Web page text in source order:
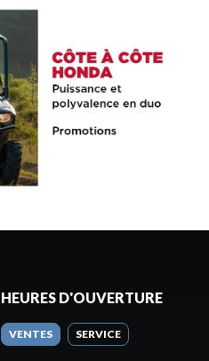
HEURES D'OUVERTURE
VENTES SERVICE